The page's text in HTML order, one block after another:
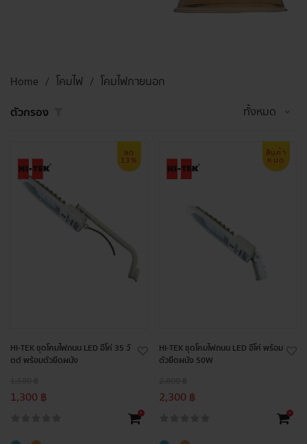
Home โคมไฟ
โคมไฟภายนอก
ตัวกรอง
ทั้งหมด
ลด
13%
HI-TEK ชุดโคมไฟถนน LED อีโค่ 35 วั
ตต์ พร้อมตัวยึดผนัง
1,300 ฿
+
สินค้า
หมด
HI-TEK ชุดโคมไฟถนน LED อีโค่ พร้อม
ตัวยึดผนัง 50W
2,300 ฿
+